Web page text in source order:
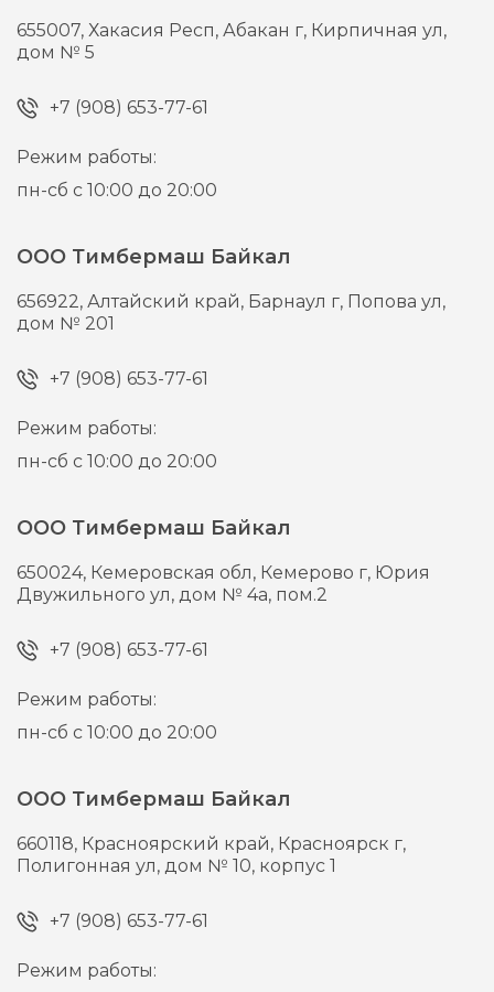
655007,Хакасия Респ, Абакан г, Кирпичная ул,
дом № 5
+7 (908) 653-77-61
Режим работы:
пн-сб с 10:00 до 20:00
ООО Тимбермаш Байкал
656922,Алтайский край, Барнаул г, Попова ул,
дом № 201
+7 (908) 653-77-61
Режим работы:
пн-сб с 10:00 до 20:00
ООО Тимбермаш Байкал
650024, Кемеровская обл, Кемерово г, Юрия
Двужильного ул, дом № 4а, пом.2
+7 (908) 653-77-61
Режим работы:
пн-сб с 10:00 до 20:00
ООО Тимбермаш Байкал
660118, Красноярский край, Красноярск г,
Полигонная ул, дом № 10, корпус 1
+7 (908) 653-77-61
Режим работы: